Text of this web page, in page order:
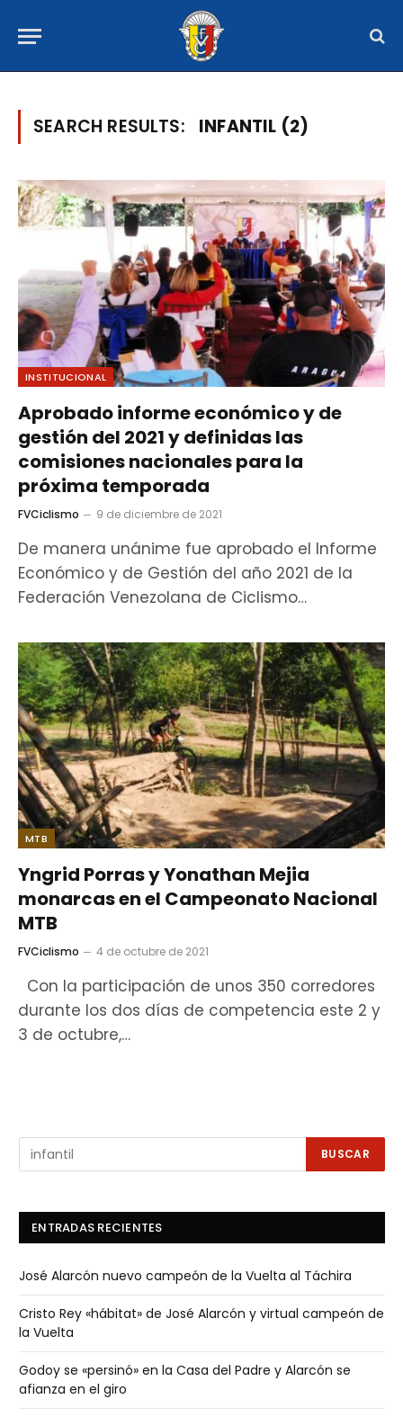
SEARCH RESULTS: INFANTIL (2)
INSTITUCIONAL
Aprobado informe económico y de
gestión del 2021 y definidas las
comisiones nacionales para la
próxima temporada
FVCiclismo 9 de diciembre de 2021
De manera unánime fue aprobado el Informe
Económico y de Gestión del año 2021 de la
Federación Venezolana de Ciclismo…
MTB
Yngrid Porras y Yonathan Mejia
monarcas en el Campeonato Nacional
MTB
FVCiclismo 4 de octubre de 2021
Con la participación de unos 350 corredores
durante los dos días de competencia este 2 y
3 de octubre,…
ENTRADAS RECIENTES
José Alarcón nuevo campeón de la Vuelta al Táchira
Cristo Rey «hábitat» de José Alarcón y virtual campeón de
la Vuelta
Godoy se «persinó» en la Casa del Padre y Alarcón se
afianza en el giro